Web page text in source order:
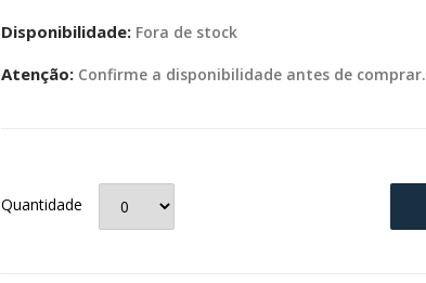
Disponibilidade: Fora de stock
Atenção: Confirme a disponibilidade antes de comprar.
Quantidade